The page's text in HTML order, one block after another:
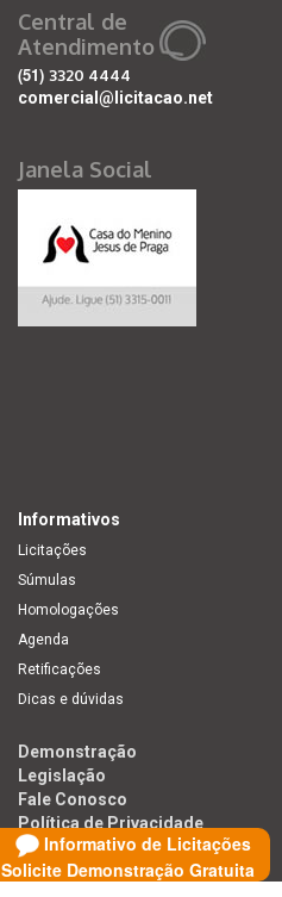
Informativo de Licitações
Solicite Demonstração Gratuita
Central de
Atendimento
(51) 3320 4444
comercial@licitacao.net
Janela Social
Informativos
Licitações
Súmulas
Homologações
Agenda
Retificações
Dicas e dúvidas
Demonstração
Legislação
Fale Conosco
Política de Privacidade